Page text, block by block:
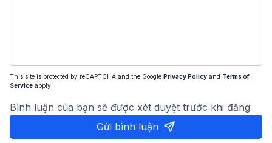
This site is protected by reCAPTCHA and the Google Privacy Policy and Terms of
Service apply.
Bình luận của bạn sẽ được xét duyệt trước khi đăng
Gửi bình luận